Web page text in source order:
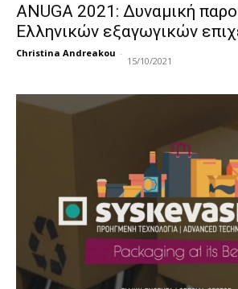
ANUGA 2021: Δυναμική
Ελληνικών εξαγωγικών
Christina Andreakou -
15/10/2021